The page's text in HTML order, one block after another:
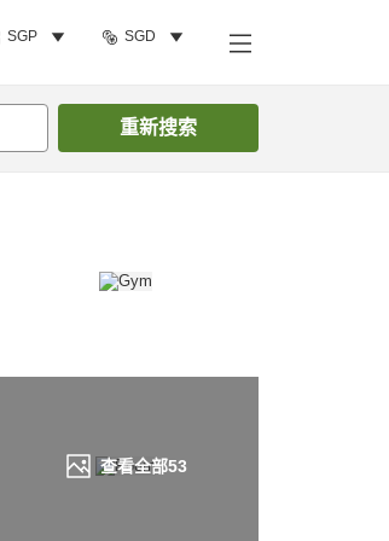
SGP SGD
重新搜索
查看全部53
搜索客房